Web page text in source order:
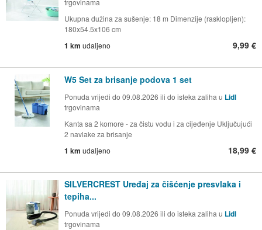
Ukupna dužina za sušenje: 18 m Dimenzije (rasklopljen):
180x54.5x106 cm
1 km udaljeno 9,99 €
W5 Set za brisanje podova 1 set
Ponuda vrijedi do 09.08.2026 ili do isteka zaliha u Lidl
trgovinama
Kanta sa 2 komore - za čistu vodu i za cijeđenje Uključujući
2 navlake za brisanje
1 km udaljeno 18,99 €
SILVERCREST Uređaj za čišćenje presvlaka i
tepiha...
Ponuda vrijedi do 09.08.2026 ili do isteka zaliha u Lidl
trgovinama